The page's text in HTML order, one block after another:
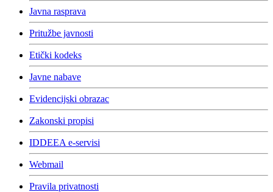
Javna rasprava
Pritužbe javnosti
Etički kodeks
Javne nabave
Evidencijski obrazac
Zakonski propisi
IDDEEA e-servisi
Webmail
Pravila privatnosti